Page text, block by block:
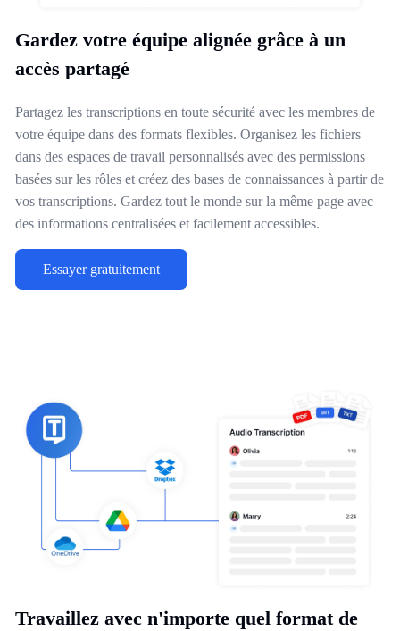
Gardez votre équipe alignée grâce à un
accès partagé
Partagez les transcriptions en toute sécurité avec les membres de
votre équipe dans des formats flexibles. Organisez les fichiers
dans des espaces de travail personnalisés avec des permissions
basées sur les rôles et créez des bases de connaissances à partir de
vos transcriptions. Gardez tout le monde sur la même page avec
des informations centralisées et facilement accessibles.
Essayer gratuitement
Travaillez avec n'importe quel format de